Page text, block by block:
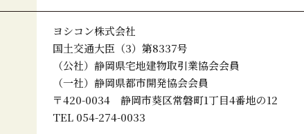
ヨシコン株式会社
国土交通大臣（3）第8337号
（公社）静岡県宅地建物取引業協会会員
（一社）静岡県都市開発協会会員
〒420-0034 静岡市葵区常磐町1丁目4番地の12
TEL 054-274-0033